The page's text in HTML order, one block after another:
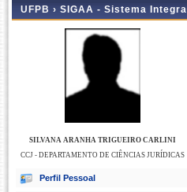
UFPB › SIGAA - Sistema
SILVANA ARANHA TRIGUEIRO CARLINI
CCJ - DEPARTAMENTO DE CIÊNCIAS JURÍDICAS
Perfil Pessoal